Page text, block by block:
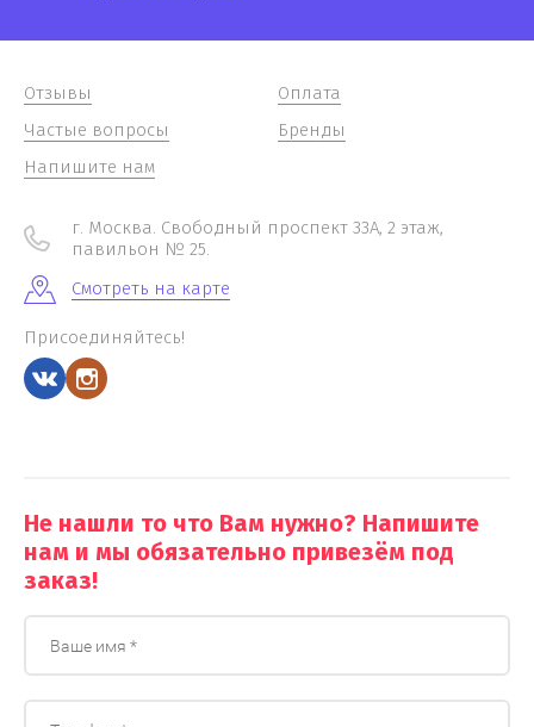
Отзывы
Частые вопросы
Напишите нам
Оплата
Бренды
г. Москва. Свободный проспект 33А, 2 этаж,
павильон № 25.
Смотреть на карте
Присоединяйтесь!
Не нашли то что Вам нужно? Напишите
нам и мы обязательно привезём под
заказ!